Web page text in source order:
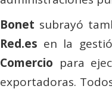
Bonet subrayó
Red.es en la
Comercio para
exportadoras.